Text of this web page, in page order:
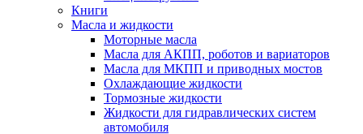
Книги
Масла и жидкости
Моторные масла
Масла для АКПП, роботов и вариаторов
Масла для МКПП и приводных мостов
Охлаждающие жидкости
Тормозные жидкости
Жидкости для гидравлических систем
автомобиля